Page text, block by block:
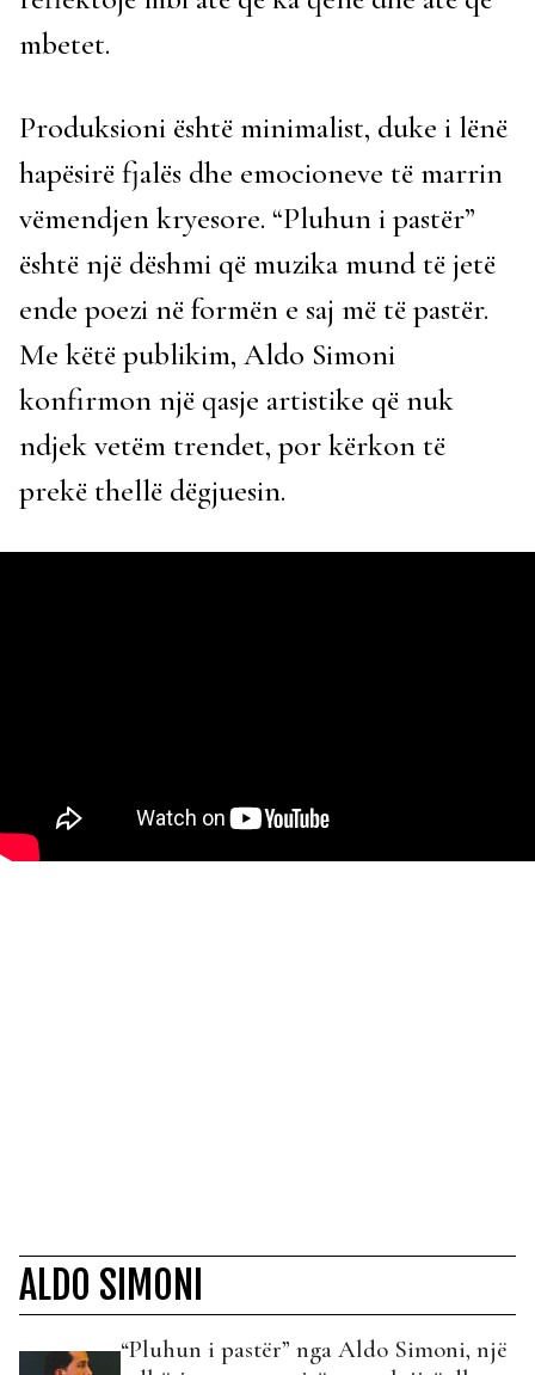
mbetet.
Produksioni është minimalist, duke i lënë
hapësirë fjalës dhe emocioneve të marrin
vëmendjen kryesore. “Pluhun i pastër”
është një dëshmi që muzika mund të jetë
ende poezi në formën e saj më të pastër.
Me këtë publikim, Aldo Simoni
konfirmon një qasje artistike që nuk
ndjek vetëm trendet, por kërkon të
prekë thellë dëgjuesin.
ALDO SIMONI
“Pluhun i pastër” nga Aldo Simoni, një